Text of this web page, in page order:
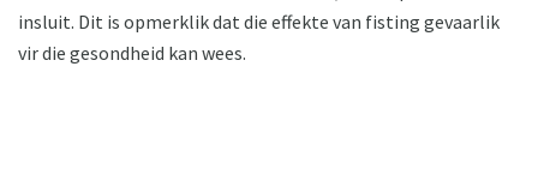
insluit. Dit is opmerklik dat die effekte van fisting gevaarlik
vir die gesondheid kan wees.